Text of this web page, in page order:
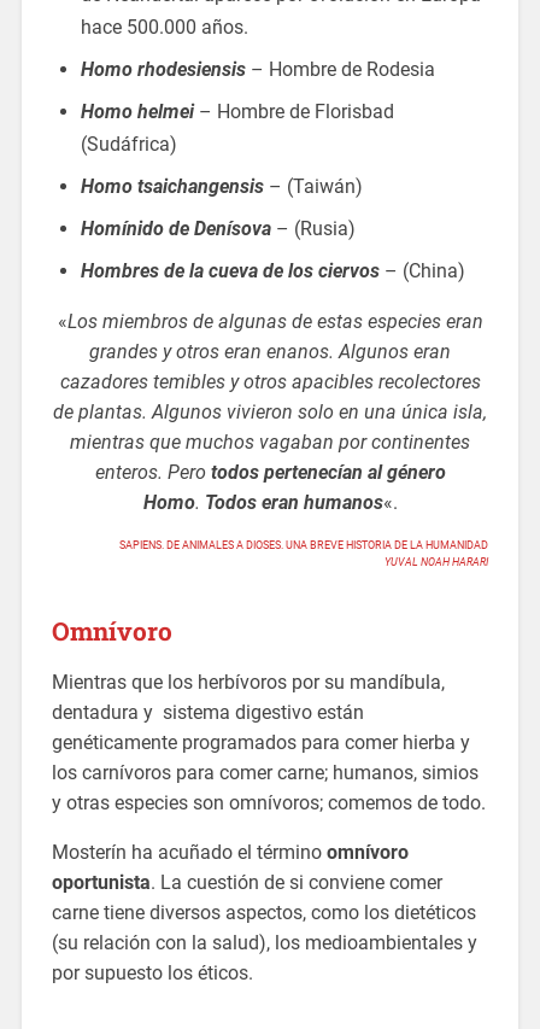
hace 500.000 años.
Homo rhodesiensis– Hombre de Rodesia
Homo helmei– Hombre de Florisbad
(Sudáfrica)
Homo tsaichangensis– (Taiwán)
Homínido de Denísova– (Rusia)
Hombres de la cueva de los ciervos– (China)
«Los miembros de algunas de estas especies eran
grandes y otros eran enanos. Algunos eran
cazadores temibles y otros apacibles recolectores
de plantas. Algunos vivieron solo en una única isla,
mientras que muchos vagaban por continentes
enteros. Pero todos pertenecían al género
Homo. Todos eran humanos«.
SAPIENS. DE ANIMALES A DIOSES. UNA BREVE HISTORIA DE LA HUMANIDAD
YUVAL NOAH HARARI
Omnívoro
Mientras que los herbívoros por su mandíbula,
dentadura y sistema digestivo están
genéticamente programados para comer hierba y
los carnívoros para comer carne; humanos, simios
y otras especies son omnívoros; comemos de todo.
Mosterín ha acuñado el término omnívoro
oportunista. La cuestión de si conviene comer
carne tiene diversos aspectos, como los dietéticos
(su relación con la salud), los medioambientales y
por supuesto los éticos.